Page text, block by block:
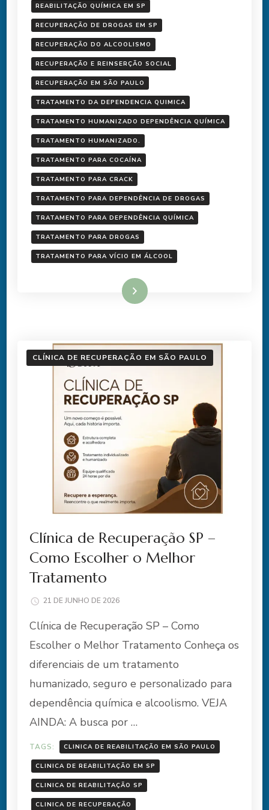
REABILITAÇÃO QUÍMICA EM SP
RECUPERAÇÃO DE DROGAS EM SP
RECUPERAÇÃO DO ALCOOLISMO
RECUPERAÇÃO E REINSERÇÃO SOCIAL
RECUPERAÇÃO EM SÃO PAULO
TRATAMENTO DA DEPENDENCIA QUIMICA
TRATAMENTO HUMANIZADO DEPENDÊNCIA QUÍMICA
TRATAMENTO HUMANIZADO.
TRATAMENTO PARA COCAÍNA
TRATAMENTO PARA CRACK
TRATAMENTO PARA DEPENDÊNCIA DE DROGAS
TRATAMENTO PARA DEPENDÊNCIA QUÍMICA
TRATAMENTO PARA DROGAS
TRATAMENTO PARA VÍCIO EM ÁLCOOL
Ler mais
CLÍNICA DE RECUPERAÇÃO EM SÃO PAULO
Clínica de Recuperação SP –
Como Escolher o Melhor
Tratamento
21 DE JUNHO DE 2026
Clínica de Recuperação SP – Como
Escolher o Melhor Tratamento Conheça os
diferenciais de um tratamento
humanizado, seguro e personalizado para
dependência química e alcoolismo. VEJA
AINDA: A busca por …
TAGS: CLINICA DE REABILITAÇÃO EM SÃO PAULO
CLINICA DE REABILITAÇÃO EM SP
CLINICA DE REABILITAÇÃO SP
CLINICA DE RECUPERAÇÃO